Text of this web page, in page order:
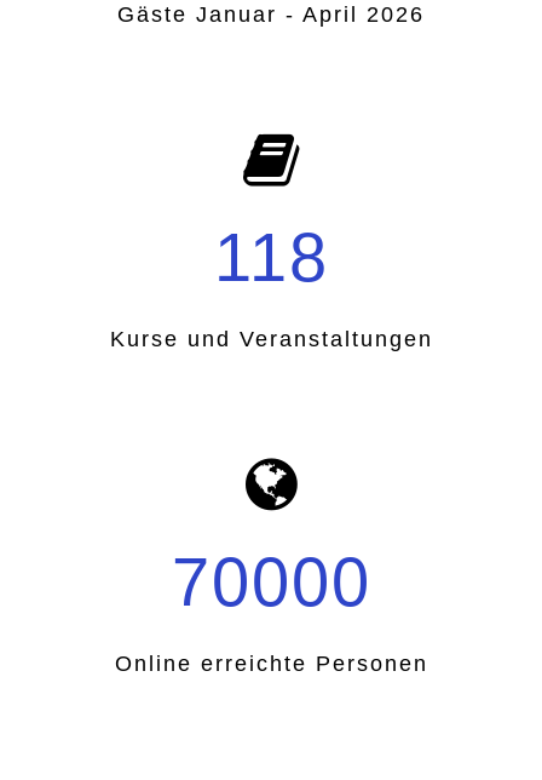
Gäste Januar - April 2026
118
Kurse und Veranstaltungen
70000
Online erreichte Personen